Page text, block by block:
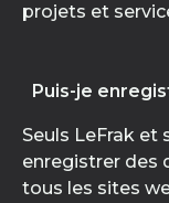
projets et
Puis-je
Seuls LeFrak
enregistrer des
tous les sites